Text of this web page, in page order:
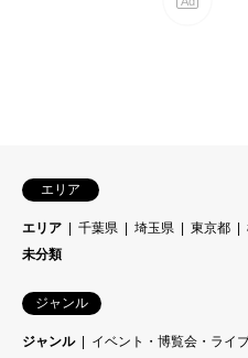
エリア
エリア 千葉県 埼玉県 東京都
未分類
ジャンル
ジャンル イベント・博覧会・ライ